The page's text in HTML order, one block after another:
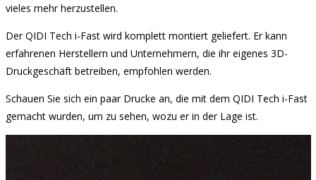
vieles mehr herzustellen.
Der QIDI Tech i-Fast wird komplett montiert geliefert. Er kann
erfahrenen Herstellern und Unternehmern, die ihr eigenes 3D-
Druckgeschäft betreiben, empfohlen werden.
Schauen Sie sich ein paar Drucke an, die mit dem QIDI Tech i-Fast
gemacht wurden, um zu sehen, wozu er in der Lage ist.